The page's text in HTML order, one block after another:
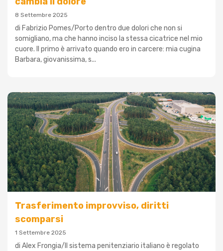
8 Settembre 2025
di Fabrizio Pomes/Porto dentro due dolori che non si
somigliano, ma che hanno inciso la stessa cicatrice nel mio
cuore. Il primo è arrivato quando ero in carcere: mia cugina
Barbara, giovanissima, s...
Trasferimento improvviso, diritti
scomparsi
1 Settembre 2025
di Alex Frongia/Il sistema penitenziario italiano è regolato